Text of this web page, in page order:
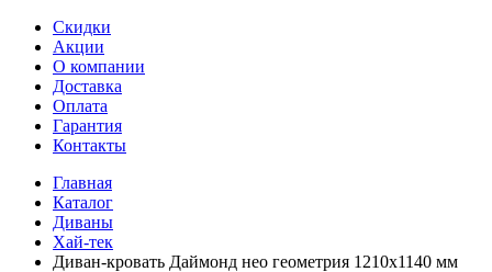
Скидки
Акции
О компании
Доставка
Оплата
Гарантия
Контакты
Главная
Каталог
Диваны
Хай-тек
Диван-кровать Даймонд нео геометрия 1210х1140 мм